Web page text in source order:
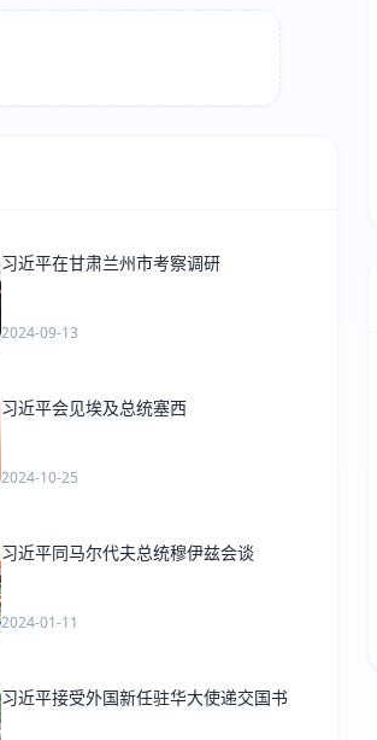
习近平在甘肃兰州市考察调研
2024-09-13
习近平会见埃及总统塞西
2024-10-25
习近平同马尔代夫总统穆伊兹会谈
2024-01-11
习近平接受外国新任驻华大使递交国书